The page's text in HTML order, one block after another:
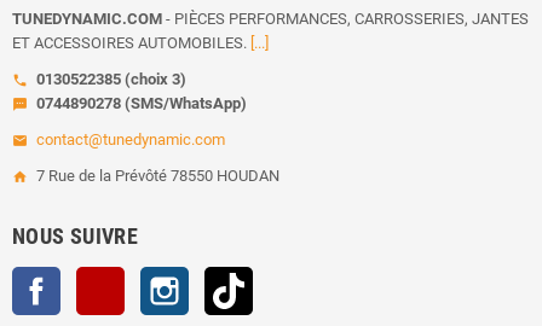
TUNEDYNAMIC.COM - PIÈCES PERFORMANCES, CARROSSERIES, JANTES
ET ACCESSOIRES AUTOMOBILES. [...]
call 0130522385 (choix 3)
sms 0744890278 (SMS/WhatsApp)
email contact@tunedynamic.com
home 7 Rue de la Prévôté 78550 HOUDAN
NOUS SUIVRE
YouTube Instagram